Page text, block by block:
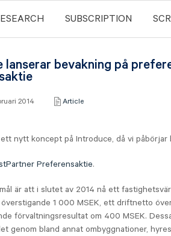
SUBSCRIPTION
lanserar bevakning på
2014 Article
nytt koncept på Introduce, då vi
Preferensaktie.
mål är att i slutet av 2014 nå ett
1 000 MSEK, ett driftnetto
förvaltningsresultat om 400 MSEK.
genom bland annat ombyggnationer,